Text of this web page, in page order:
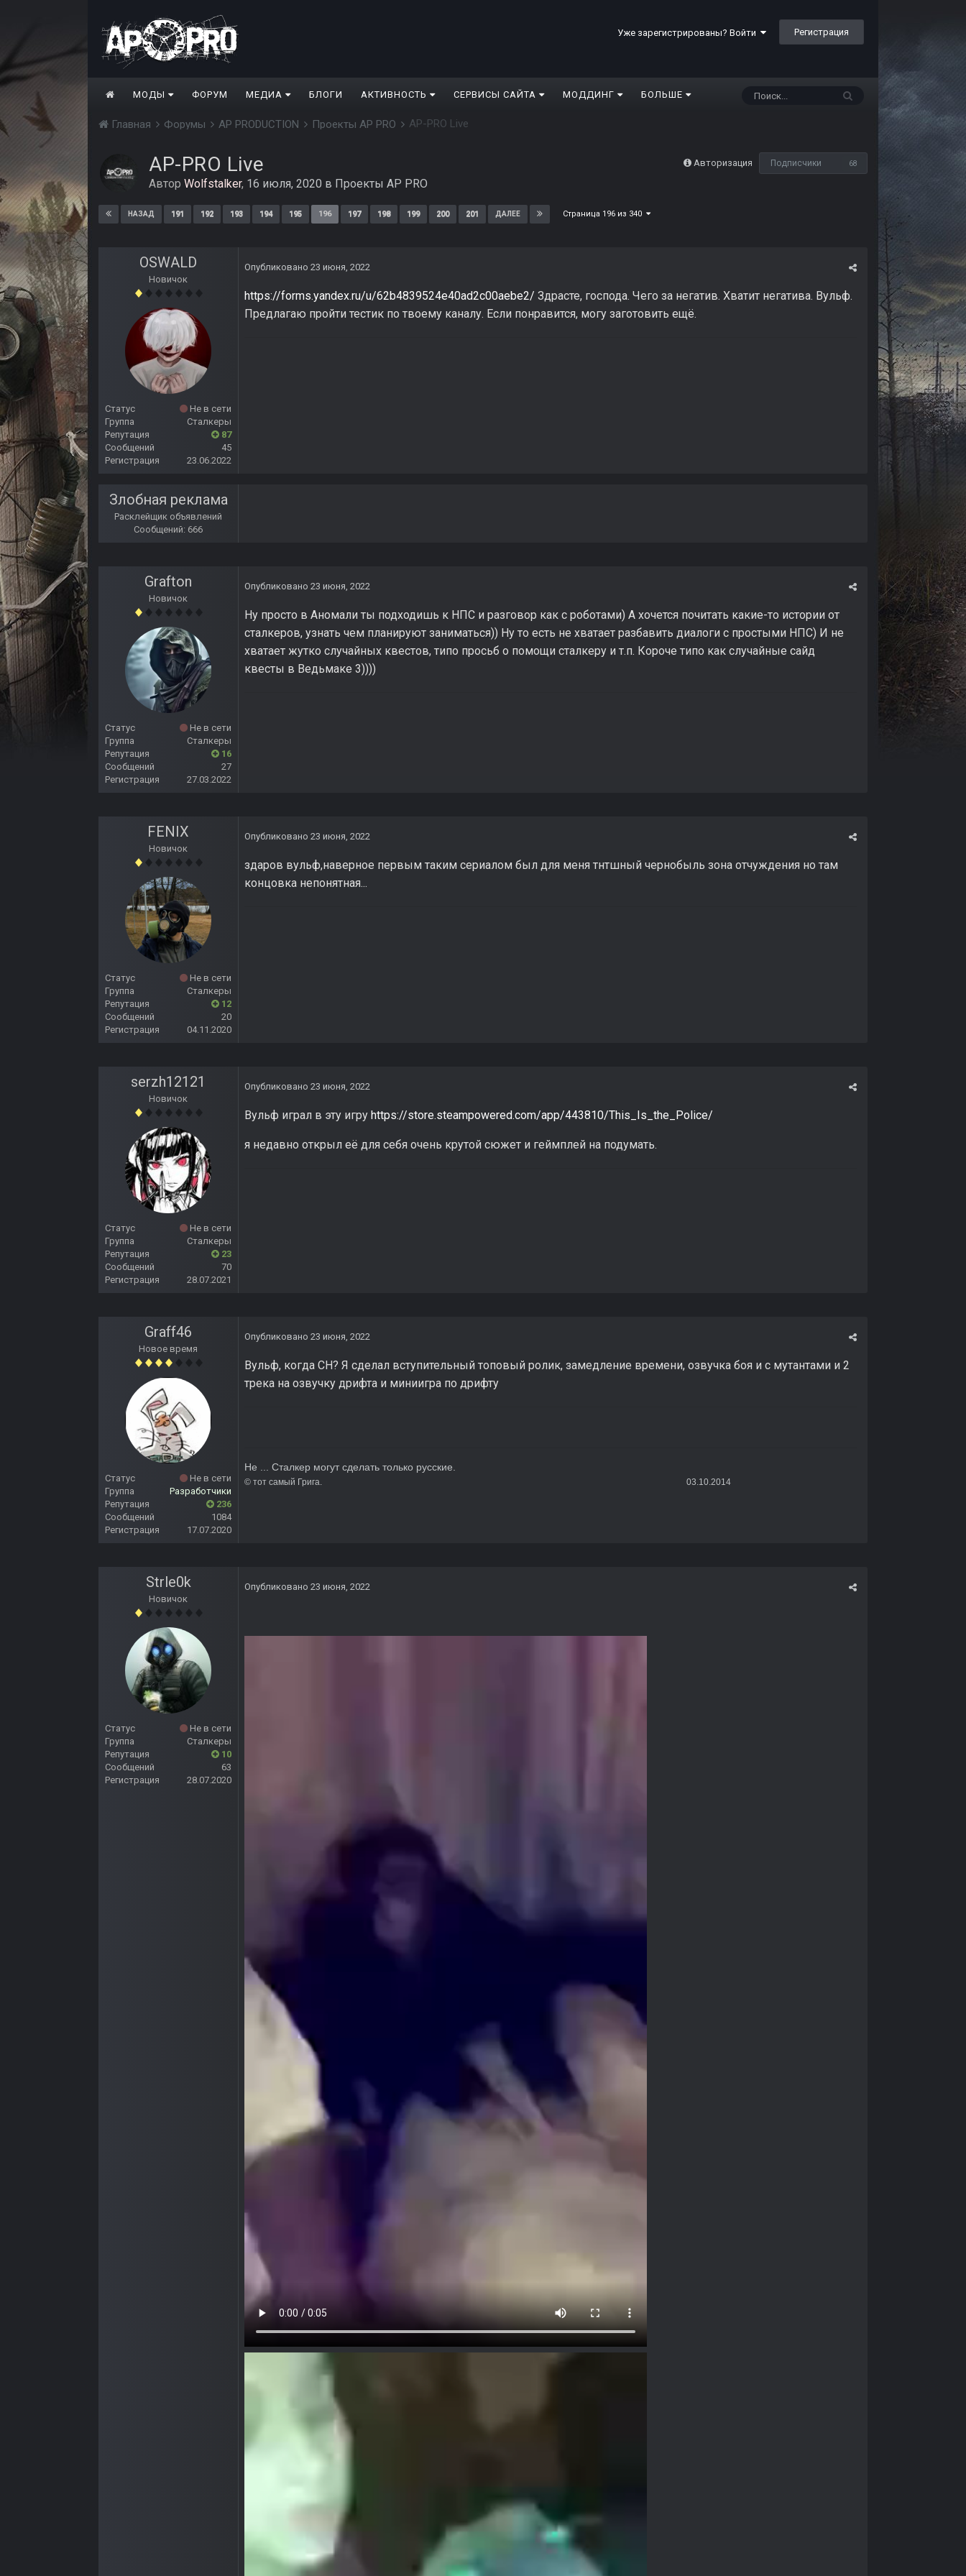
Уже зарегистрированы? Войти Регистрация
МОДЫ ФОРУМ МЕДИА БЛОГИ АКТИВНОСТЬ СЕРВИСЫ САЙТА МОДДИНГ БОЛЬШЕ
Главная Форумы AP PRODUCTION Проекты AP PRO AP-PRO Live
Авторизация Подписчики 68
AP-PRO Live
Автор Wolfstalker, 16 июля, 2020 в Проекты AP PRO
НАЗАД 191 192 193 194 195 196 197 198 199 200 201 ДАЛЕЕ Страница 196 из 340
OSWALD
Новичок
Статус
Не в сети
Группа
Сталкеры
Репутация
87
Сообщений
45
Регистрация
23.06.2022
Опубликовано 23 июня, 2022
https://forms.yandex.ru/u/62b4839524e40ad2c00aebe2/ Здрасте, господа. Чего за негатив. Хватит негатива. Вульф.
Предлагаю пройти тестик по твоему каналу. Если понравится, могу заготовить ещё.
Злобная реклама
Расклейщик объявлений
Сообщений: 666
Grafton
Новичок
Статус
Не в сети
Группа
Сталкеры
Репутация
16
Сообщений
27
Регистрация
27.03.2022
Опубликовано 23 июня, 2022
Ну просто в Аномали ты подходишь к НПС и разговор как с роботами) А хочется почитать какие-то истории от
сталкеров, узнать чем планируют заниматься)) Ну то есть не хватает разбавить диалоги с простыми НПС) И не
хватает жутко случайных квестов, типо просьб о помощи сталкеру и т.п. Короче типо как случайные сайд
квесты в Ведьмаке 3))))
FENIX
Новичок
Статус
Не в сети
Группа
Сталкеры
Репутация
12
Сообщений
20
Регистрация
04.11.2020
Опубликовано 23 июня, 2022
здаров вульф,наверное первым таким сериалом был для меня тнтшный чернобыль зона отчуждения но там
концовка непонятная...
serzh12121
Новичок
Статус
Не в сети
Группа
Сталкеры
Репутация
23
Сообщений
70
Регистрация
28.07.2021
Опубликовано 23 июня, 2022
Вульф играл в эту игру https://store.steampowered.com/app/443810/This_Is_the_Police/
я недавно открыл её для себя очень крутой сюжет и геймплей на подумать.
Graff46
Новое время
Статус
Не в сети
Группа
Разработчики
Репутация
236
Сообщений
1084
Регистрация
17.07.2020
Опубликовано 23 июня, 2022
Вульф, когда СН? Я сделал вступительный топовый ролик, замедление времени, озвучка боя и с мутантами и 2
трека на озвучку дрифта и миниигра по дрифту
Не ... Сталкер могут сделать только русские.
© тот самый Грига. 03.10.2014
Strle0k
Новичок
Статус
Не в сети
Группа
Сталкеры
Репутация
10
Сообщений
63
Регистрация
28.07.2020
Опубликовано 23 июня, 2022